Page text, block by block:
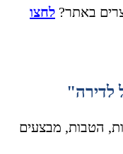
לחצו
לדירה"
חדשות, הטבות, מבצעים